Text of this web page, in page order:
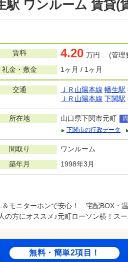
駅 ワンルーム 賃貸(
賃料 4.20 万円 (管理
礼金・敷金
1ヶ月 / 1ヶ月
交通 ＪＲ山陽本線 幡生駅
ＪＲ山陽本線 下関駅
所在地 山口県下関市元町
下関市の行政データ
間取り ワンルーム
築年月 1998年3月
モニターホンで安心！ 宅配BOX・
方にオススメ♪元町ローソン横！ス
無料・簡単2項目！